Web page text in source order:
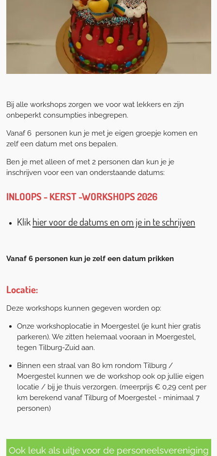
Bij alle workshops zorgen we voor wat lekkers en zijn
onbeperkt consumpties inbegrepen.
Vanaf 6 personen kun je met je eigen groepje komen en
zelf een datum met ons bepalen.
Ben je met alleen of met 2 personen dan kun je je
inschrijven voor een van onderstaande datums:
INLOOPS - KERST -WORKSHOPS 2026
Klikhier voor de datums en om je in te schrijven
Vanaf 6 personen kun je zelf een datum prikken
Locatie:
Deze workshops kunnen gegeven worden op:
Onze workshoplocatie in Moergestel (je kunt hier gratis
parkeren). We zitten helemaal vooraan in Moergestel,
tegen Tilburg-Zuid aan.
Binnen een straal van 80 km rondom Tilburg /
Moergestel kunnen we de workshop ook op jullie eigen
locatie / bij je thuis verzorgen. (meerprijs € 0,29 cent per
km berekend vanaf Tilburg of Moergestel - minimaal 7
personen)
Ook leuk als uitje voor de personeelsvereniging